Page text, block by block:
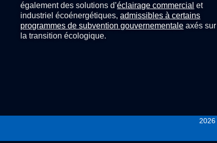
également des solutions d’éclairage commercial et
industriel écoénergétiques,admissibles à certains
programmes de subvention gouvernementale axés sur
la transition écologique.
2026